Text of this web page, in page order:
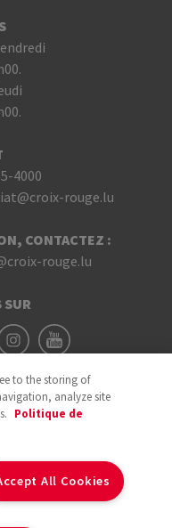
4000
rouge.lu
CONTACTEZ :
rouge.lu
SUR
to the storing of
analyze site
Politique de
All Cookies